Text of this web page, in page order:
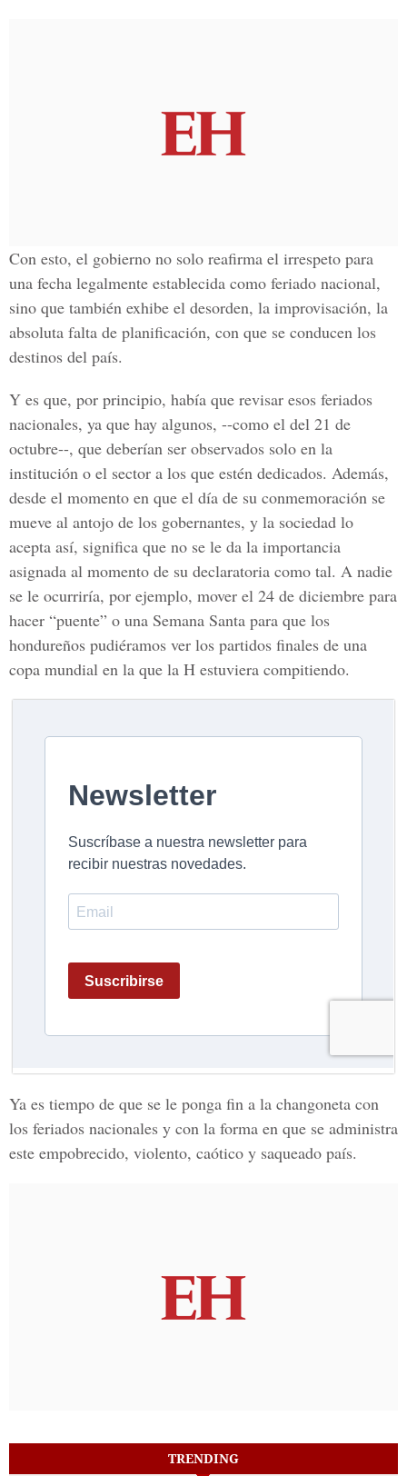
Con esto, el gobierno no solo reafirma el irrespeto para
una fecha legalmente establecida como feriado nacional,
sino que también exhibe el desorden, la improvisación, la
absoluta falta de planificación, con que se conducen los
destinos del país.
Y es que, por principio, había que revisar esos feriados
nacionales, ya que hay algunos, --como el del 21 de
octubre--, que deberían ser observados solo en la
institución o el sector a los que estén dedicados. Además,
desde el momento en que el día de su conmemoración se
mueve al antojo de los gobernantes, y la sociedad lo
acepta así, significa que no se le da la importancia
asignada al momento de su declaratoria como tal. A nadie
se le ocurriría, por ejemplo, mover el 24 de diciembre para
hacer “puente” o una Semana Santa para que los
hondureños pudiéramos ver los partidos finales de una
copa mundial en la que la H estuviera compitiendo.
Ya es tiempo de que se le ponga fin a la changoneta con
los feriados nacionales y con la forma en que se administra
este empobrecido, violento, caótico y saqueado país.
TRENDING